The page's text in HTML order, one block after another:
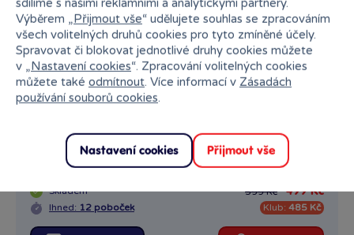
Tary Povoroznyk tričko Tary drink broskev S
95% Cotton 5% Elastane Single Jersey 180 GSM
Skladem
Ihned: 12 poboček
599 Kč 499 Kč
Klub: 485 Kč
sdílíme s našimi reklamními a analytickými partnery.
Výběrem „Přijmout vše“ udělujete souhlas se zpracováním
všech volitelných druhů cookies pro tyto zmíněné účely.
Spravovat či blokovat jednotlivé druhy cookies můžete
v „Nastavení cookies“. Zpracování volitelných cookies
můžete také odmítnout. Více informací v Zásadách
používání souborů cookies.
Nastavení cookies Přijmout vše